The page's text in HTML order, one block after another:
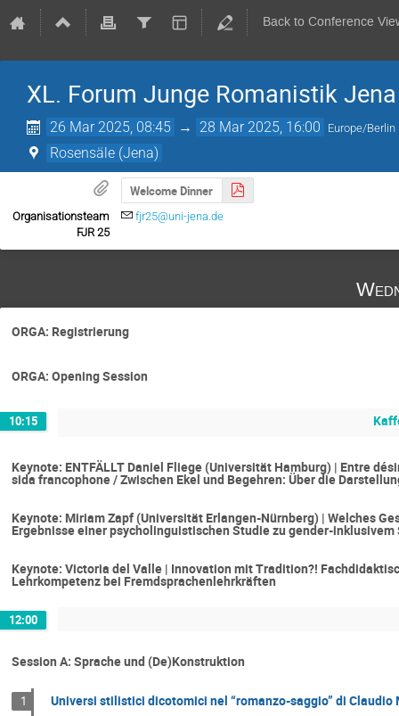
Back to Conference
XL. Forum Junge Romanistik Jena
26 Mar 2025, 08:45 → 28 Mar 2025, 16:00 Europe/Berlin
Rosensäle (Jena)
Welcome Dinner
Organisationsteam
FJR 25
fjr25@uni-jena.de
ORGA: Registrierung
ORGA: Opening Session
10:15
Keynote: ENTFÄLLT Daniel Fliege (Universität Hamburg) | Entre
sida francophone / Zwischen Ekel und Begehren: Über die
Keynote: Miriam Zapf (Universität Erlangen-Nürnberg) | Welches
Ergebnisse einer psycholinguistischen Studie zu gender-
Keynote: Victoria del Valle | Innovation mit Tradition?!
Lehrkompetenz bei Fremdsprachenlehrkräften
12:00
Session A: Sprache und (De)Konstruktion
1 Universi stilistici dicotomici nel “romanzo-saggio” di Claudio